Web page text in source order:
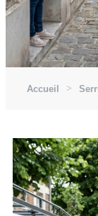
Accueil